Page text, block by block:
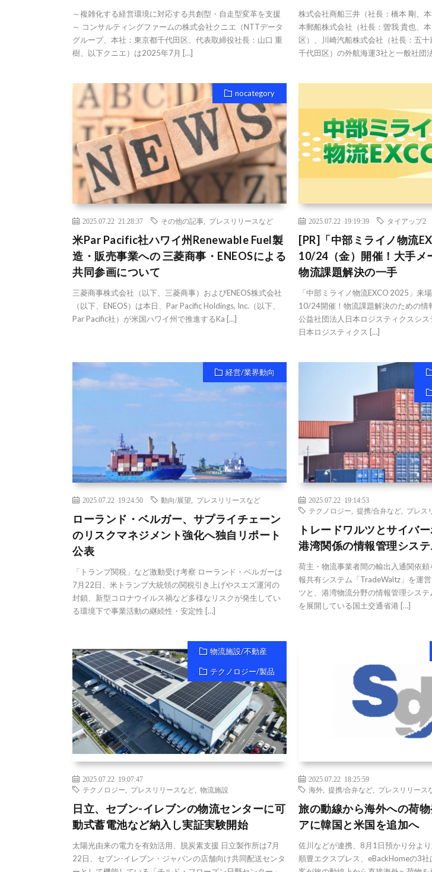
～複雑化する経営環境に対応する共創型・自走型変革を支援
～ コンサルティングファームの株式会社クニエ（NTTデータ
グループ、本社：東京都千代田区、代表取締役社長：山口 重
樹、以下クニエ）は2025年7月 […]
株式会社商船三井（社長：橋本 剛、
本郵船株式会社（社長：曽我 貴也、
区）、川崎汽船株式会社（社長：五
千代田区）の外航海運3社と一般社団
nocategory
2025.07.22 21:28:37 その他の記事 プレスリリースなど
米Par Pacific社ハワイ州Renewable Fuel製
造・販売事業への 三菱商事・ENEOSによる
共同参画について
三菱商事株式会社（以下、三菱商事）およびENEOS株式会社
（以下、ENEOS）は本日、Par Pacific Holdings, Inc.（以下、
Par Pacific社）が米国ハワイ州で推進するKa […]
2025.07.22 19:19:39 タイアップ2
[PR]「中部ミライノ物流
10/24（金）開催！大手メ
物流課題解決の一手
「中部ミライノ物流EXCO 2025」来
10/24開催！物流課題解決のための情
公益社団法人日本ロジスティクスシス
日本ロジスティクス […]
経営/業界動向
2025.07.22 19:24:50 動向/展望 プレスリリースなど
ローランド・ベルガー、サプライチェーン
のリスクマネジメント強化へ独自リポート
公表
「トランプ関税」など激動受け考察 ローランド・ベルガーは
7月22日、米トランプ大統領の関税引き上げやスエズ運河の
封鎖、新型コロナウイルス禍など多様なリスクが発生してい
る環境下で事業活動の継続性・安定性 […]
2025.07.22 19:14:53
テクノロジー
,提携/合弁など プレス
トレードワルツとサイバ
港湾関係の情報管理シス
荷主・物流事業者間の輸出入通関依
報共有システム「TradeWaltz」を運
ツと、港湾物流分野の情報管理システ
を展開している国土交通省港 […]
物流施設/不動産
テクノロジー/製品
2025.07.22 19:07:47
テクノロジー
プレスリリースなど 物流施設
日立、セブン-イレブンの物流センターに可
動式蓄電池など納入し実証実験開始
太陽光由来の電力を有効活用、脱炭素支援 日立製作所は7月
22日、セブン-イレブン・ジャパンの店舗向け共同配送センタ
2025.07.22 18:25:59
海外 ,提携/合弁など プレスリリース
旅の動線から海外への荷
アに韓国と米国を追加へ
佐川などが連携、8月1日預かり分よ
順豊エクスプレス、eBackHomeの3